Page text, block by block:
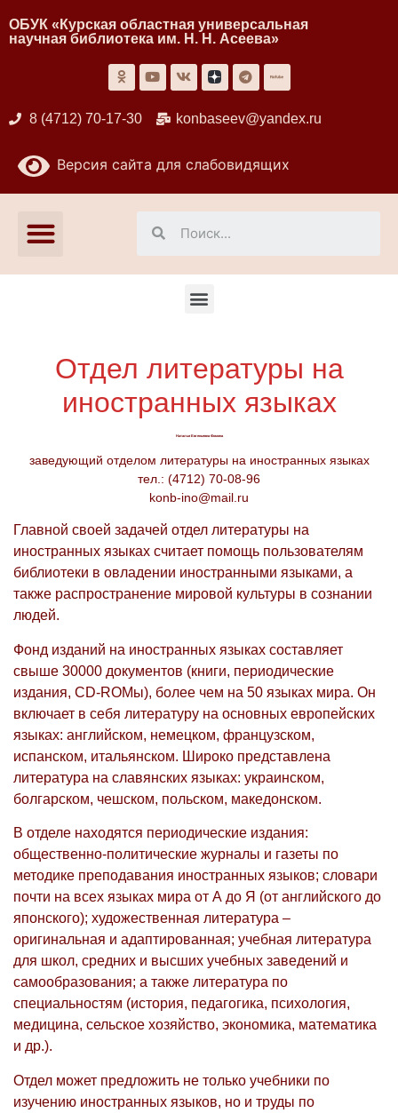
ОБУК «Курская областная универсальная
научная библиотека им. Н. Н. Асеева»
8 (4712) 70-17-30 konbaseev@yandex.ru
Версия сайта для слабовидящих
Отдел литературы на
иностранных языках
Наталья Евгеньевна Фомина
заведующий отделом литературы на иностранных языках
тел.: (4712) 70-08-96
konb-ino@mail.ru
Главной своей задачей отдел литературы на
иностранных языках считает помощь пользователям
библиотеки в овладении иностранными языками, а
также распространение мировой культуры в сознании
людей.
Фонд изданий на иностранных языках составляет
свыше 30000 документов (книги, периодические
издания, CD-ROMы), более чем на 50 языках мира. Он
включает в себя литературу на основных европейских
языках: английском, немецком, французском,
испанском, итальянском. Широко представлена
литература на славянских языках: украинском,
болгарском, чешском, польском, македонском.
В отделе находятся периодические издания:
общественно-политические журналы и газеты по
методике преподавания иностранных языков; словари
почти на всех языках мира от А до Я (от английского до
японского); художественная литература –
оригинальная и адаптированная; учебная литература
для школ, средних и высших учебных заведений и
самообразования; а также литература по
специальностям (история, педагогика, психология,
медицина, сельское хозяйство, экономика, математика
и др.).
Отдел может предложить не только учебники по
изучению иностранных языков, но и труды по